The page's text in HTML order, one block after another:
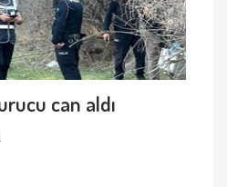
can aldı